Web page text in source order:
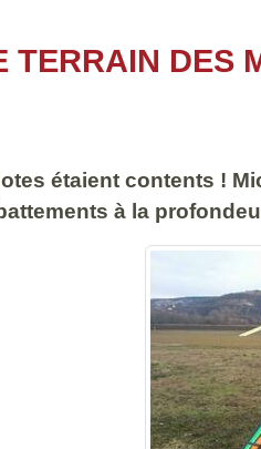
TERRAIN DES
étaient contents !
à la